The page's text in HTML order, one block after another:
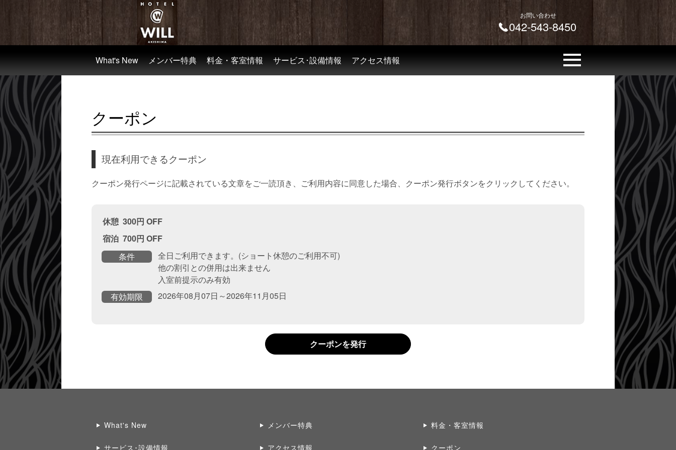
お問い合わせ
042-543-8450
What's New メンバー特典 料金・客室情報 サービス･設備情報 アクセス情報
クーポン
現在利用できるクーポン
クーポン発行ページに記載されている文章をご一読頂き、ご利用内容に同意した場合、クーポン発行ボタンをクリックしてください。
休憩  300円 OFF
宿泊  700円 OFF
条件
全日ご利用できます。(ショート休憩のご利用不可)
他の割引との併用は出来ません
入室前提示のみ有効
有効期限
2026年08月07日 ～2026年11月05日
クーポンを発行
What's New メンバー特典 料金・客室情報
サービス･設備情報 アクセス情報 クーポン